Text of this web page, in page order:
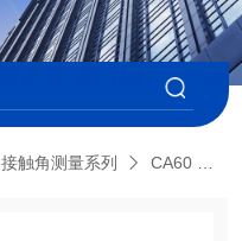
接触角测量系列 CA60 便携式接触角测量仪